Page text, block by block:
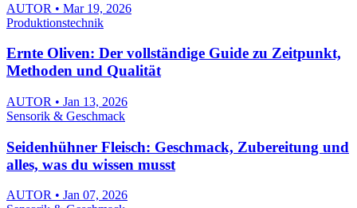
AUTOR • Mar 19, 2026
Produktionstechnik
Ernte Oliven: Der vollständige Guide zu Zeitpunkt,
Methoden und Qualität
AUTOR • Jan 13, 2026
Sensorik & Geschmack
Seidenhühner Fleisch: Geschmack, Zubereitung und
alles, was du wissen musst
AUTOR • Jan 07, 2026